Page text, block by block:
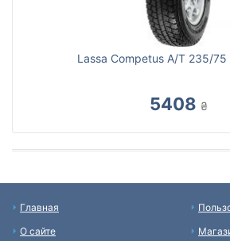
Lassa Competus A/T 235/75
5408 ₴
Главная
О сайте